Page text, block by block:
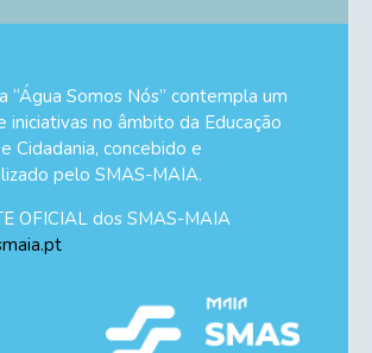
“Água Somos Nós” contempla um
iniciativas no âmbito da Educação
Cidadania, concebido e
pelo SMAS-MAIA.
OFICIAL dos SMAS-MAIA